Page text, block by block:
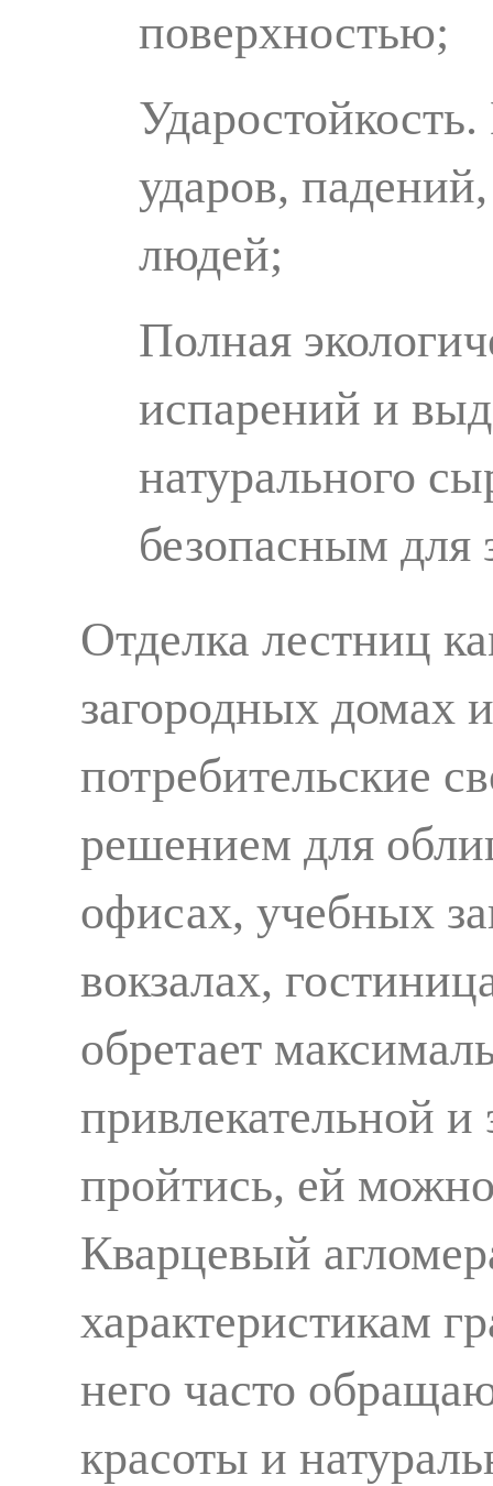
поверхностью;
ударов,
людей;
Полная
испарений и
натурального
безопасным для
Отделка лестниц
загородных домах
потребительские
решением для
офисах, учебных
вокзалах,
обретает
привлекательной
пройтись, ей
Кварцевый
характеристикам
него часто
красоты и